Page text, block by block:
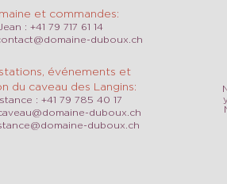
et commandes:
: +41 79 717 61 14
duboux.ch
événements et
du caveau des Langins:
: +41 79 785 40 17
duboux.ch
duboux.ch